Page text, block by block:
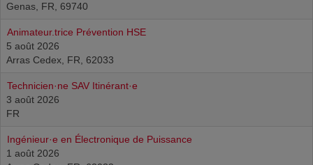
Genas, FR, 69740
Animateur.trice Prévention HSE
5 août 2026
Arras Cedex, FR, 62033
Technicien·ne SAV Itinérant·e
3 août 2026
FR
Ingénieur·e en Électronique de Puissance
1 août 2026